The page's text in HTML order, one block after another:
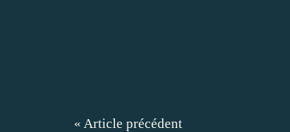
« Article précédent